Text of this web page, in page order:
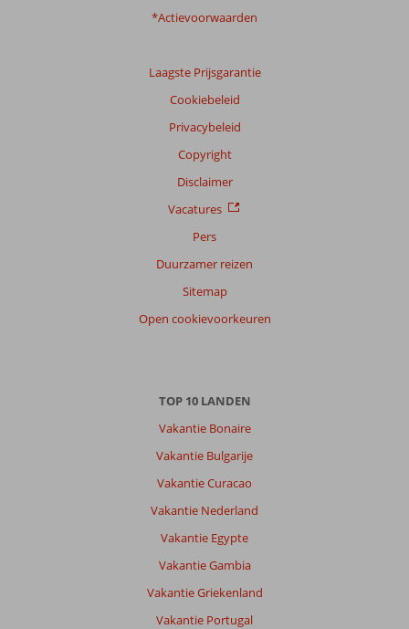
*Actievoorwaarden
Laagste Prijsgarantie
Cookiebeleid
Privacybeleid
Copyright
Disclaimer
Vacatures
Pers
Duurzamer reizen
Sitemap
Open cookievoorkeuren
TOP 10 LANDEN
Vakantie Bonaire
Vakantie Bulgarije
Vakantie Curacao
Vakantie Nederland
Vakantie Egypte
Vakantie Gambia
Vakantie Griekenland
Vakantie Portugal